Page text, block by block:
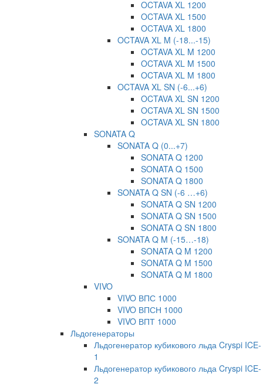
OCTAVA XL 1200
OCTAVA XL 1500
OCTAVA XL 1800
OCTAVA XL M (-18...-15)
OCTAVA XL M 1200
OCTAVA XL M 1500
OCTAVA XL M 1800
OCTAVA XL SN (-6...+6)
OCTAVA XL SN 1200
OCTAVA XL SN 1500
OCTAVA XL SN 1800
SONATA Q
SONATA Q (0...+7)
SONATA Q 1200
SONATA Q 1500
SONATA Q 1800
SONATA Q SN (-6 …+6)
SONATA Q SN 1200
SONATA Q SN 1500
SONATA Q SN 1800
SONATA Q M (-15…-18)
SONATA Q M 1200
SONATA Q M 1500
SONATA Q M 1800
VIVO
VIVO ВПС 1000
VIVO ВПСН 1000
VIVO ВПТ 1000
Льдогенераторы
Льдогенератор кубикового льда Cryspi ICE-
1
Льдогенератор кубикового льда Cryspi ICE-
2